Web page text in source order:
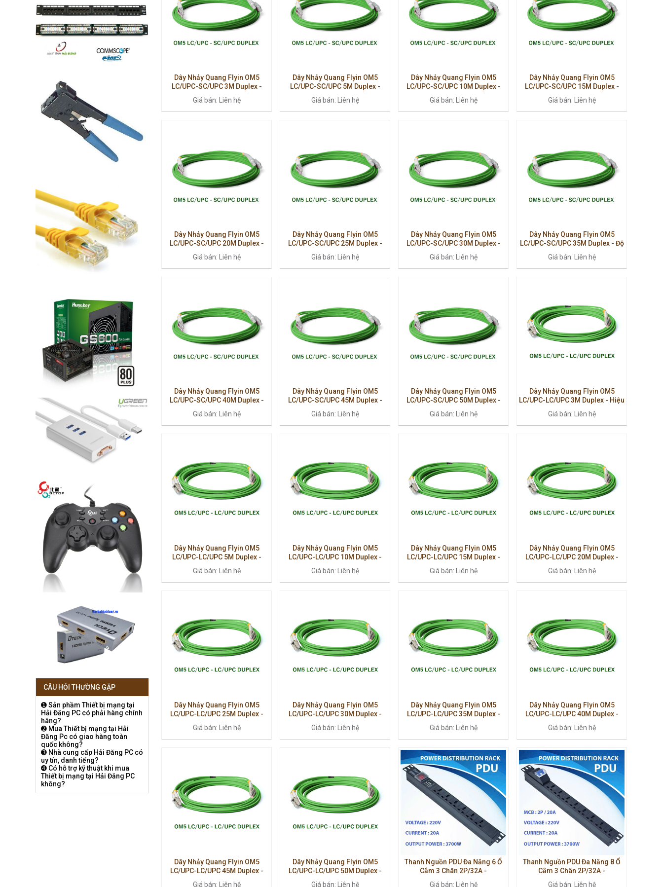
CÂU HỎI THƯỜNG GẶP
➊ Sản phầm Thiết bị mạng tại
Hải Đăng PC có phải hàng chính
hãng?
➋ Mua Thiết bị mạng tại Hải
Đăng Pc có giao hàng toàn
quốc không?
➌ Nhà cung cấp Hải Đăng PC có
uy tín, danh tiếng?
➍ Có hỗ trợ kỹ thuật khi mua
Thiết bị mạng tại Hải Đăng PC
không?
Dây Nhảy Quang Flyin OM5
LC/UPC-SC/UPC 3M Duplex -
Thấp
Giá bán: Liên hệ
Dây Nhảy Quang Flyin OM5
LC/UPC-SC/UPC 5M Duplex -
40G/100G
Giá bán: Liên hệ
Dây Nhảy Quang Flyin OM5
LC/UPC-SC/UPC 10M Duplex -
40G/100G
Giá bán: Liên hệ
Dây Nhảy Quang Flyin OM5
LC/UPC-SC/UPC 15M Duplex -
40G/100G
Giá bán: Liên hệ
Dây Nhảy Quang Flyin OM5
LC/UPC-SC/UPC 20M Duplex -
40G/100G
Giá bán: Liên hệ
Dây Nhảy Quang Flyin OM5
LC/UPC-SC/UPC 25M Duplex -
40G/100G
Giá bán: Liên hệ
Dây Nhảy Quang Flyin OM5
LC/UPC-SC/UPC 30M Duplex -
100G
Giá bán: Liên hệ
Dây Nhảy Quang Flyin OM5
LC/UPC-SC/UPC 35M Duplex - Độ
Giá bán: Liên hệ
Dây Nhảy Quang Flyin OM5
LC/UPC-SC/UPC 40M Duplex -
Multimode
Giá bán: Liên hệ
Dây Nhảy Quang Flyin OM5
LC/UPC-SC/UPC 45M Duplex -
Định
Giá bán: Liên hệ
Dây Nhảy Quang Flyin OM5
LC/UPC-SC/UPC 50M Duplex -
Giá bán: Liên hệ
Dây Nhảy Quang Flyin OM5
LC/UPC-LC/UPC 3M Duplex - Hiệu
Giá bán: Liên hệ
Dây Nhảy Quang Flyin OM5
LC/UPC-LC/UPC 5M Duplex -
Giá bán: Liên hệ
Dây Nhảy Quang Flyin OM5
LC/UPC-LC/UPC 10M Duplex -
Thấp
Giá bán: Liên hệ
Dây Nhảy Quang Flyin OM5
LC/UPC-LC/UPC 15M Duplex -
Thấp
Giá bán: Liên hệ
Dây Nhảy Quang Flyin OM5
LC/UPC-LC/UPC 20M Duplex -
Thấp
Giá bán: Liên hệ
Dây Nhảy Quang Flyin OM5
LC/UPC-LC/UPC 25M Duplex -
Thấp
Giá bán: Liên hệ
Dây Nhảy Quang Flyin OM5
LC/UPC-LC/UPC 30M Duplex -
Thấp
Giá bán: Liên hệ
Dây Nhảy Quang Flyin OM5
LC/UPC-LC/UPC 35M Duplex -
Thấp
Giá bán: Liên hệ
Dây Nhảy Quang Flyin OM5
LC/UPC-LC/UPC 40M Duplex -
Ổn Định
Giá bán: Liên hệ
Dây Nhảy Quang Flyin OM5
LC/UPC-LC/UPC 45M Duplex -
Giá bán: Liên hệ
Dây Nhảy Quang Flyin OM5
LC/UPC-LC/UPC 50M Duplex -
Giá bán: Liên hệ
Thanh Nguồn PDU Đa Năng 6 Ổ
Cắm 3 Chân 2P/32A -
Giá bán: Liên hệ
Thanh Nguồn PDU Đa Năng 8 Ổ
Cắm 3 Chân 2P/32A -
Giá bán: Liên hệ